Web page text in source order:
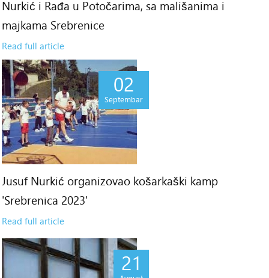
Nurkić i Rađa u Potočarima, sa mališanima i
majkama Srebrenice
Read full article
02
Septembar
Jusuf Nurkić organizovao košarkaški kamp
'Srebrenica 2023'
Read full article
21